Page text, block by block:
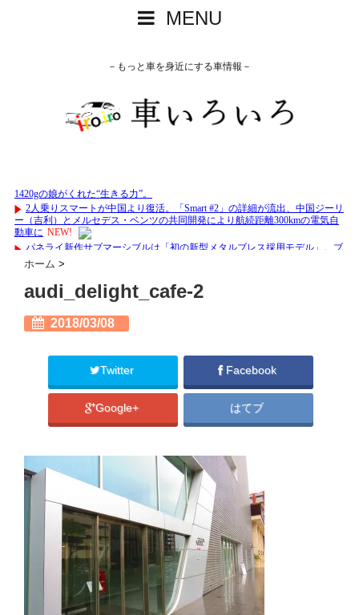
MENU
－もっと車を身近にする車情報－
ホーム >
audi_delight_cafe-2
2018/03/08
Twitter Facebook
Google+ はてブ